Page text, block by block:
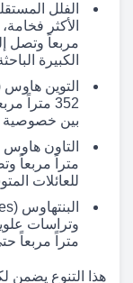
الكبيرة
بين خصوصية
للعائلات
متراً مربعاً حتى 350 متراً